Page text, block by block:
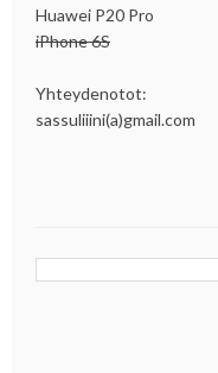
Huawei P20 Pro
iPhone 6S
Yhteydenotot:
sassuliiini(a)gmail.com